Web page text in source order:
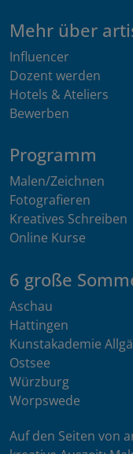
Mehr über
Influencer
Dozent werden
Hotels & Ateliers
Bewerben
Programm
Malen/Zeichnen
Fotografieren
Kreatives Schreiben
Online Kurse
6 große
Aschau
Hattingen
Kunstakademie
Ostsee
Würzburg
Worpswede
Auf den Seiten von